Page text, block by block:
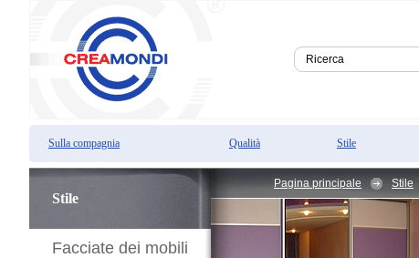
Sulla compagnia Qualità Stile
Stile
Facciate dei mobili
Pagina principale Stile